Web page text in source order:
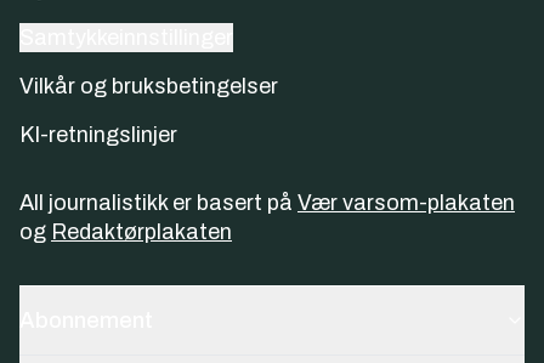
Vilkår og bruksbetingelser
KI-retningslinjer
All journalistikk er basert på Vær varsom-plakaten
og Redaktørplakaten